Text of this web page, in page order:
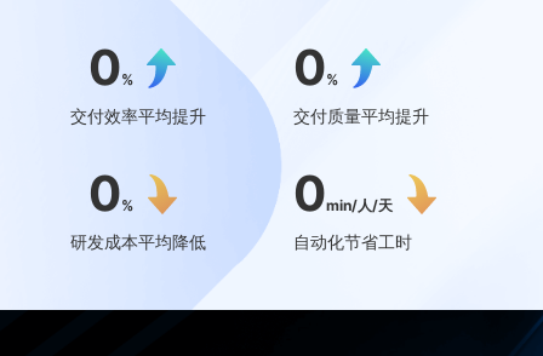
0%
交付效率平均提升
0%
交付质量平均提升
0%
研发成本平均降低
0min/人/天
自动化节省工时